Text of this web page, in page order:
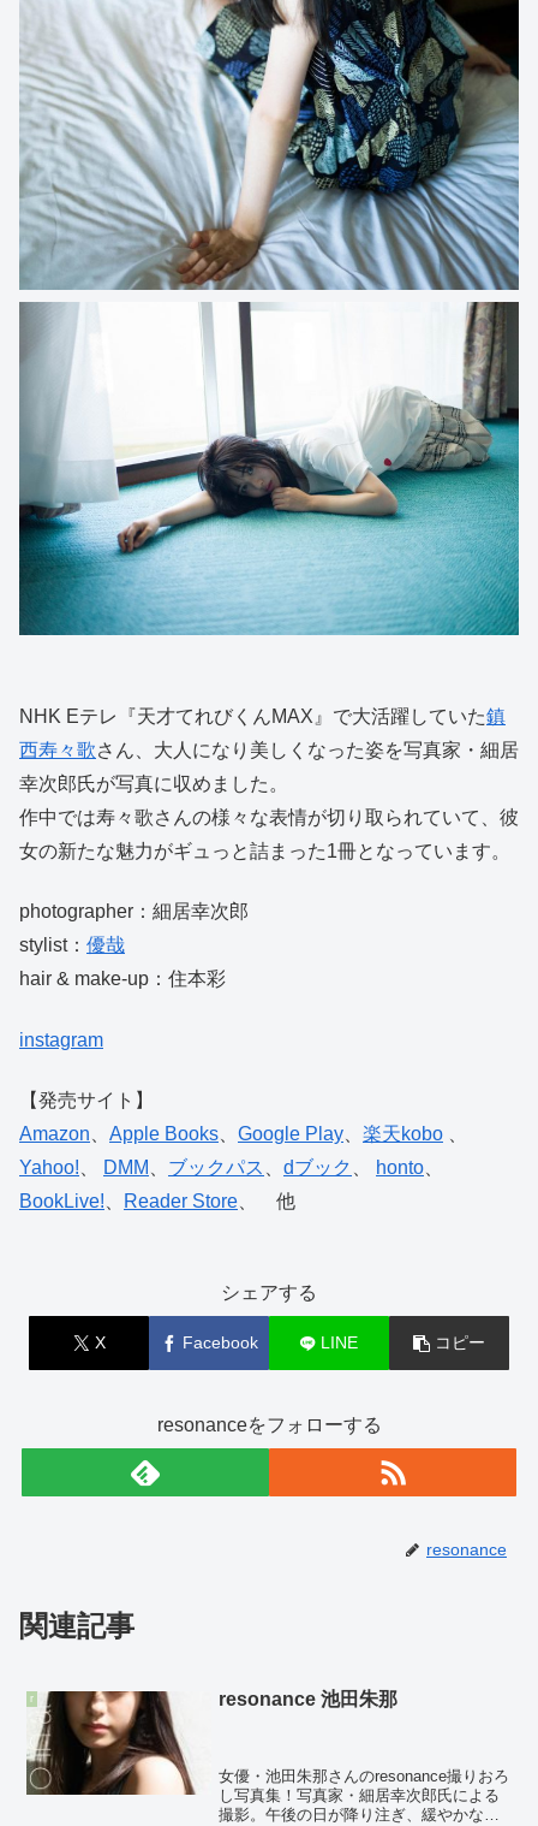
NHK Eテレ『天才てれびくんMAX』で大活躍していた鎮
西寿々歌さん、大人になり美しくなった姿を写真家・細居
幸次郎氏が写真に収めました。
作中では寿々歌さんの様々な表情が切り取られていて、彼
女の新たな魅力がギュっと詰まった1冊となっています。
photographer：細居幸次郎
stylist： 優哉
hair & make-up：住本彩
instagram
【発売サイト】
Amazon
Apple Books Google Play 楽天kobo
Yahoo!
DMM ブックパス dブック honto
BookLive!
Reader Store 、 他
シェアする
X Facebook LINE コピー
resonanceをフォローする
resonance
関連記事
r resonance 池田朱那
photo: 細居幸次郎
女優・池田朱那さんのresonance撮りおろ
し写真集！写真家・細居幸次郎氏による
撮影。午後の日が降り注ぎ、緩やかな風